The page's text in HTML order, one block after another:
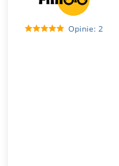
Opinie: 2